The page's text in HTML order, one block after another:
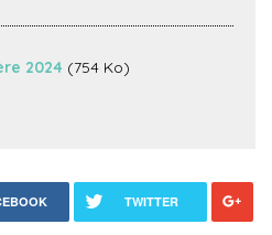
2024 (754 Ko)
TWITTER